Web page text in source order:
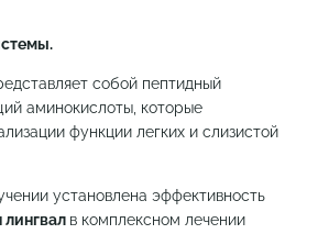
собой пептидный
аминокислоты, которые
функции легких и слизистой
установлена эффективность
лингвал в комплексном лечении